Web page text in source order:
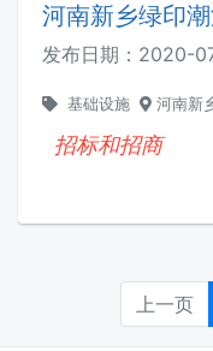
河南新乡绿印
发布日期： 2020-
基础设施 河南新
招标和招商
上一页